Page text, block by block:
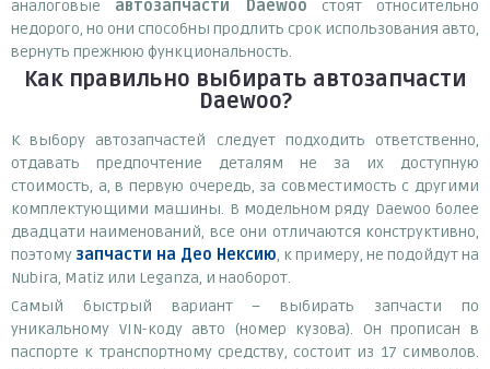
аналоговые автозапчасти Daewoo стоят относительно
недорого, но они способны продлить срок использования авто,
вернуть прежнюю функциональность.
Как правильно выбирать автозапчасти
Daewoo?
К выбору автозапчастей следует подходить ответственно,
отдавать предпочтение деталям не за их доступную
стоимость, а, в первую очередь, за совместимость с другими
комплектующими машины. В модельном ряду Daewoo более
двадцати наименований, все они отличаются конструктивно,
поэтому запчасти на Део Нексию, к примеру, не подойдут на
Nubira, Matiz или Leganza, и наоборот.
Самый быстрый вариант – выбирать запчасти по
уникальному VIN-коду авто (номер кузова). Он прописан в
паспорте к транспортному средству, состоит из 17 символов.